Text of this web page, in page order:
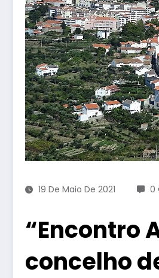
19 De Maio De 2021 0
“Encontro
concelho